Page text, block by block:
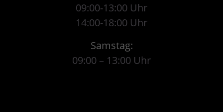
09:00-13:00 Uhr
14:00-18:00 Uhr
Samstag:
09:00 – 13:00 Uhr